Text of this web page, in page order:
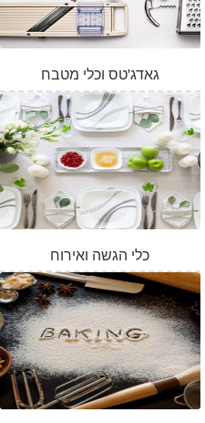
גאדג'טס וכלי מטבח
כלי הגשה ואירוח